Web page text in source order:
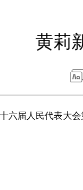
黄莉
届人民代表大会